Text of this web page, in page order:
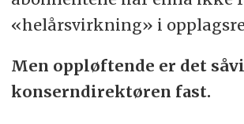
«helårsvirkning» i
Men oppløftende er det
konserndirektøren fast.